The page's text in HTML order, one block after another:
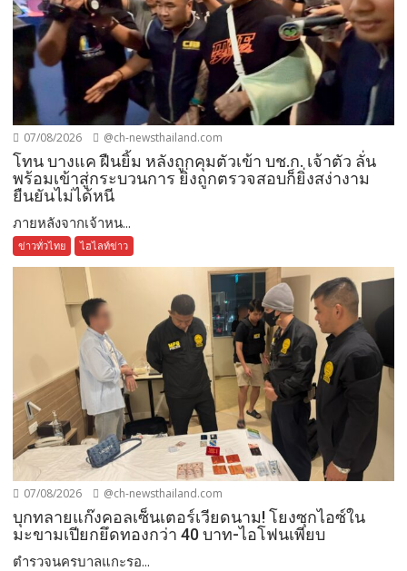
07/08/2026 @ch-newsthailand.com
โทน บางแค ฝืนยิ้ม หลังถูกคุมตัวเข้า บช.ก. เจ้าตัว ลั่น
พร้อมเข้าสู่กระบวนการ ยิ่งถูกตรวจสอบก็ยิ่งสง่างาม
ยืนยันไม่ได้หนี
ภายหลังจากเจ้าหน...
ข่าวทั่วไทย ไฮไลท์ข่าว
07/08/2026 @ch-newsthailand.com
บุกทลายแก๊งคอลเซ็นเตอร์เวียดนาม! โยงซุกไอซ์ใน
มะขามเปียกยึดทองกว่า 40 บาท-ไอโฟนเพียบ
ตำรวจนครบาลแกะรอ...